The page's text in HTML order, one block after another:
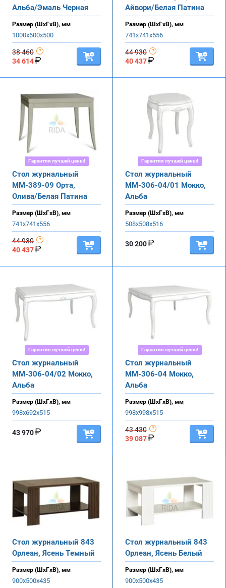
Альба/Эмаль Черная
Размер (ШхГхВ), мм
1000х600х500
38 460
34 614
Айвори/Белая Патина
Размер (ШхГхВ), мм
741х741х556
44 930
40 437
Гарантия лучшей цены!
Стол журнальный
ММ-389-09 Орта,
Олива/Белая Патина
Размер (ШхГхВ), мм
741х741х556
44 930
40 437
Гарантия лучшей цены!
Стол журнальный
ММ-306-04/01 Мокко,
Альба
Размер (ШхГхВ), мм
508х508х516
30 200
Гарантия лучшей цены!
Стол журнальный
ММ-306-04/02 Мокко,
Альба
Размер (ШхГхВ), мм
998х692х515
43 970
Гарантия лучшей цены!
Стол журнальный
ММ-306-04 Мокко,
Альба
Размер (ШхГхВ), мм
998х998х515
43 430
39 087
Стол журнальный 843
Орлеан, Ясень Темный
Размер (ШхГхВ), мм
900х500х435
Стол журнальный 843
Орлеан, Ясень Белый
Размер (ШхГхВ), мм
900х500х435